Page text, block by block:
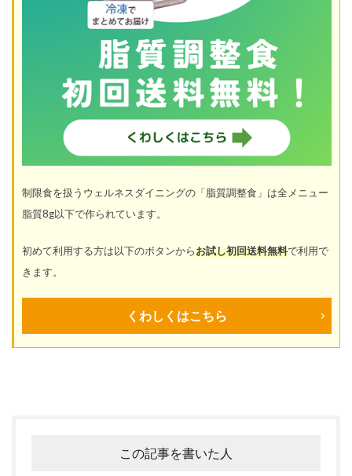
制限食を扱うウェルネスダイニングの「脂質調整食」は全メニュー
脂質8g以下で作られています。
初めて利用する方は以下のボタンからお試し初回送料無料で利用で
きます。
くわしくはこちら
この記事を書いた人